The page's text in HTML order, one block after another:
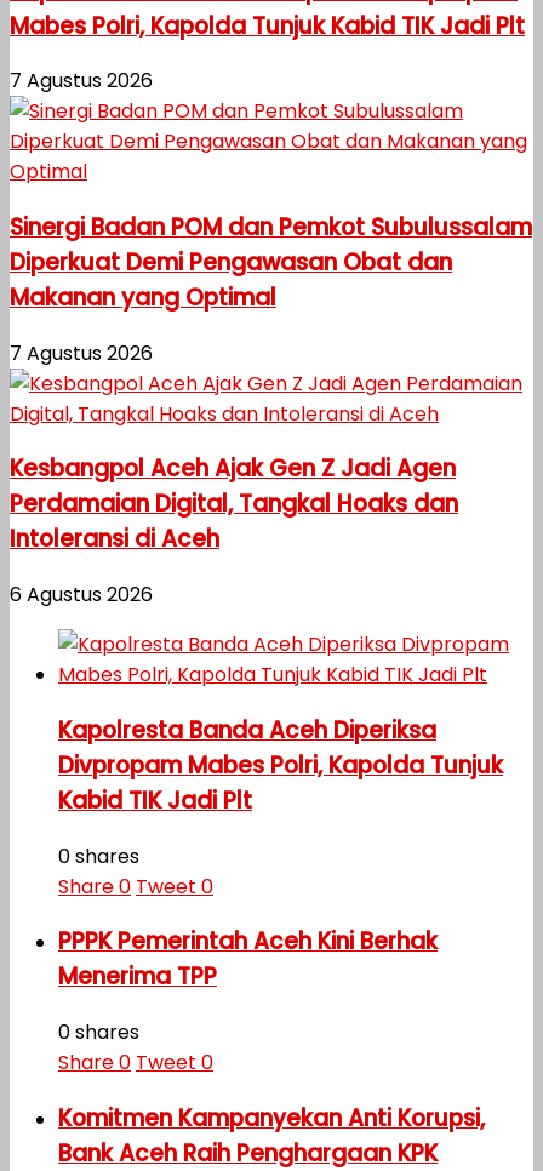
Mabes Polri, Kapolda Tunjuk Kabid TIK Jadi Plt
7 Agustus 2026
Sinergi Badan POM dan Pemkot Subulussalam
Diperkuat Demi Pengawasan Obat dan
Makanan yang Optimal
7 Agustus 2026
Kesbangpol Aceh Ajak Gen Z Jadi Agen
Perdamaian Digital, Tangkal Hoaks dan
Intoleransi di Aceh
6 Agustus 2026
Kapolresta Banda Aceh Diperiksa
Divpropam Mabes Polri, Kapolda Tunjuk
Kabid TIK Jadi Plt
0 shares
Share0 Tweet 0
PPPK Pemerintah Aceh Kini Berhak
Menerima TPP
0 shares
Share0 Tweet 0
Komitmen Kampanyekan Anti Korupsi,
Bank Aceh Raih Penghargaan KPK